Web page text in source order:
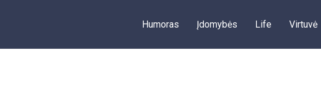
Humoras Įdomybės Life Virtuvė